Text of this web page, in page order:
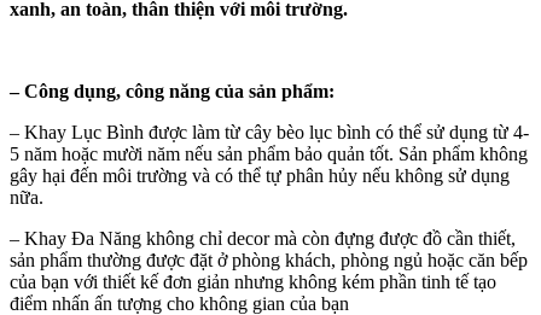
xanh, an toàn, thân thiện với môi trường.
–Công dụng, công năng của sản phẩm:
– Khay Lục Bình được làm từ cây bèo lục bình có thể sử dụng từ 4-
5 năm hoặc mười năm nếu sản phẩm bảo quản tốt. Sản phẩm không
gây hại đến môi trường và có thể tự phân hủy nếu không sử dụng
nữa.
– Khay Đa Năng không chỉ decor mà còn đựng được đồ cần thiết,
sản phẩm thường được đặt ở phòng khách, phòng ngủ hoặc căn bếp
của bạn với thiết kế đơn giản nhưng không kém phần tinh tế tạo
điểm nhấn ấn tượng cho không gian của bạn